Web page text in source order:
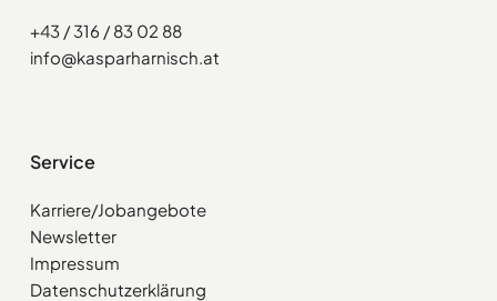
+43 / 316 / 83 02 88
info@kasparharnisch.at
Service
Karriere/Jobangebote
Newsletter
Impressum
Datenschutzerklärung